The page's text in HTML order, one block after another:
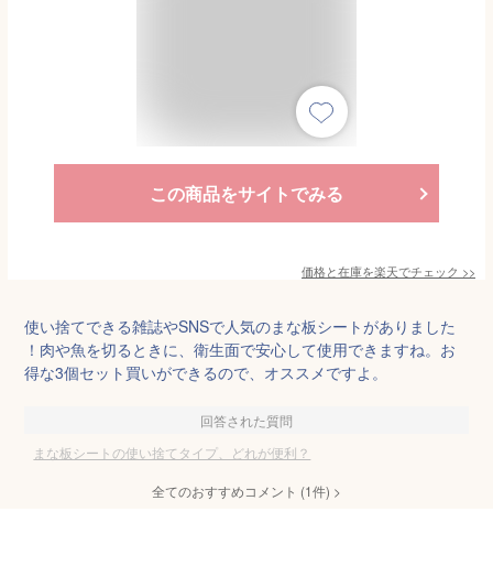
この商品をサイトでみる
価格と在庫を楽天でチェック >>
使い捨てできる雑誌やSNSで人気のまな板シートがありました
！肉や魚を切るときに、衛生面で安心して使用できますね。お
得な3個セット買いができるので、オススメですよ。
回答された質問
まな板シートの使い捨てタイプ、どれが便利？
全てのおすすめコメント (1件) >